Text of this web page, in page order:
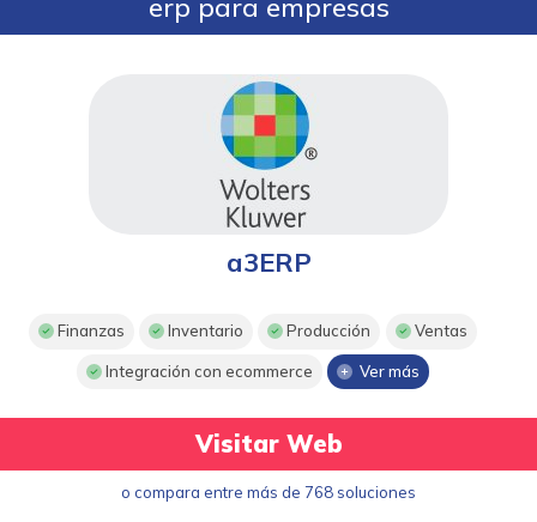
erp para empresas
a3ERP
Finanzas Inventario Producción Ventas
Integración con ecommerce Ver más
Visitar Web
o compara entre más de 768 soluciones